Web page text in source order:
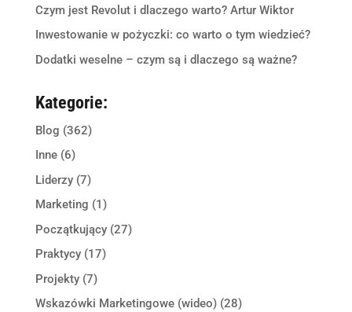
Czym jest Revolut i dlaczego warto? Artur Wiktor
Inwestowanie w pożyczki: co warto o tym wiedzieć?
Dodatki weselne – czym są i dlaczego są ważne?
Kategorie:
Blog (362)
Inne(6)
Liderzy(7)
Marketing (1)
Początkujący(27)
Praktycy(17)
Projekty(7)
Wskazówki Marketingowe (wideo)(28)